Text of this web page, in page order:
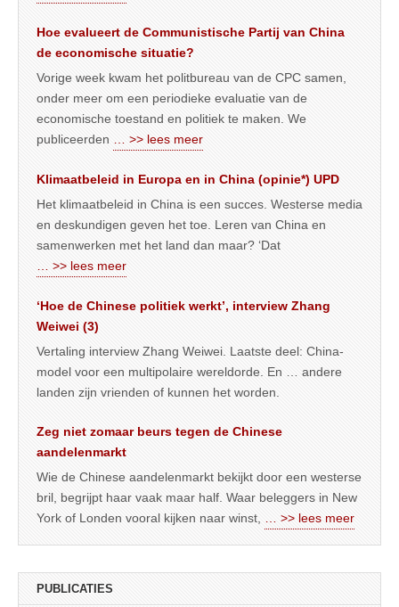
Hoe evalueert de Communistische Partij van China
de economische situatie?
Vorige week kwam het politbureau van de CPC samen,
onder meer om een periodieke evaluatie van de
economische toestand en politiek te maken. We
publiceerden
… >> lees meer
Klimaatbeleid in Europa en in China (opinie*) UPD
Het klimaatbeleid in China is een succes. Westerse media
en deskundigen geven het toe. Leren van China en
samenwerken met het land dan maar? ‘Dat
… >> lees meer
‘Hoe de Chinese politiek werkt’, interview Zhang
Weiwei (3)
Vertaling interview Zhang Weiwei. Laatste deel: China-
model voor een multipolaire wereldorde. En … andere
landen zijn vrienden of kunnen het worden.
Zeg niet zomaar beurs tegen de Chinese
aandelenmarkt
Wie de Chinese aandelenmarkt bekijkt door een westerse
bril, begrijpt haar vaak maar half. Waar beleggers in New
York of Londen vooral kijken naar winst,
… >> lees meer
PUBLICATIES